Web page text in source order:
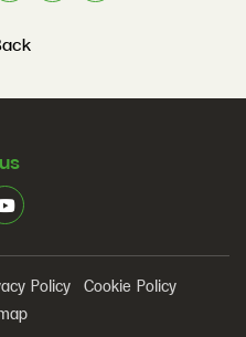
us
Policy
Cookie Policy